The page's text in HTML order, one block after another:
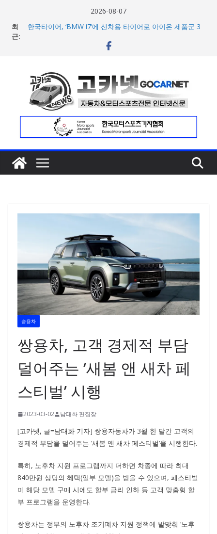
2026-08-07
최
근:
한국타이어, ‘BMW i7’에 신차용 타이어로 아이온 제품군 3
애스턴마틴, 1960~70년대 클래식 컬러 재해석한 ‘헤리티지
레이션 트림 52% 차지
아우디, 405일 만에 완성한 초고성능 슈퍼카 ‘누볼라리’ 제
작 비하인드 영상 공개
[신차] 가주 레이싱, 주행 성능 강화한 ‘GR86’ 부분변경 모델
공개… 일본서 28일 계약 개시
승용차
쌍용차, 고객 경제적 부담
덜어주는 ‘새봄 앤 새차 페
스티벌’ 시행
2023-03-02 남태화 편집장
[고카넷, 글=남태화 기자] 쌍용자동차가 3월 한 달간 고객의
경제적 부담을 덜어주는 ‘새봄 앤 새차 페스티벌’을 시행한다.
특히, 노후차 지원 프로그램까지 더하면 차종에 따라 최대
840만원 상당의 혜택(일부 모델)을 받을 수 있으며, 페스티벌
미 해당 모델 구매 시에도 할부 금리 인하 등 고객 맞춤형 할
부 프로그램을 운영한다.
쌍용차는 정부의 노후차 조기폐차 지원 정책에 발맞춰 ‘노후